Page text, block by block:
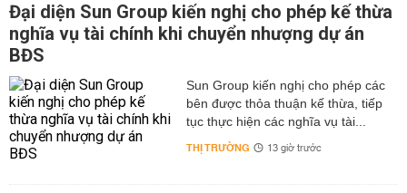
Đại diện Sun Group kiến nghị cho phép kế thừa
nghĩa vụ tài chính khi chuyển nhượng dự án
BĐS
Sun Group kiến nghị cho phép các
bên được thỏa thuận kế thừa, tiếp
tục thực hiện các nghĩa vụ tài...
THỊ TRƯỜNG 13 giờ trước